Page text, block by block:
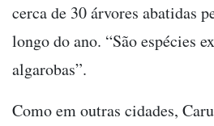
cerca de 30 árvores abatidas
longo do ano. “São espécies
algarobas”.
Como em outras cidades,